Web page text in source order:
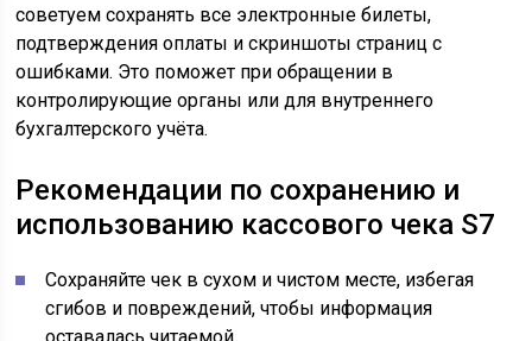
советуем сохранять все электронные билеты,
подтверждения оплаты и скриншоты страниц с
ошибками. Это поможет при обращении в
контролирующие органы или для внутреннего
бухгалтерского учёта.
Рекомендации по сохранению и
использованию кассового чека S7
Сохраняйте чек в сухом и чистом месте, избегая
сгибов и повреждений, чтобы информация